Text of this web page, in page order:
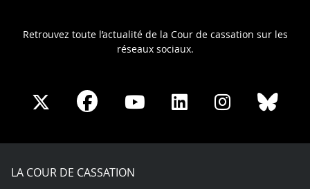
Retrouvez toute l’actualité de la Cour de cassation sur les
réseaux sociaux.
Share
X
Share
Facebook
Share
Youtube
Share
LinkedIn
Share
Instagram
LA COUR DE CASSATION